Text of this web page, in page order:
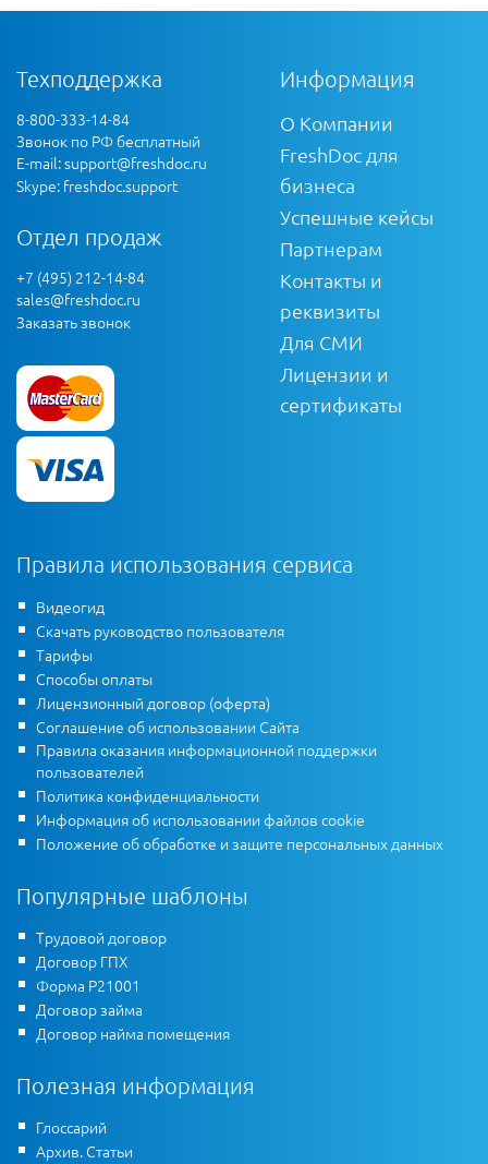
Техподдержка
8-800-333-14-84
Звонок по РФ бесплатный
E-mail:support@freshdoc.ru
Skype: freshdoc.support
Отдел продаж
+7 (495) 212-14-84
sales@freshdoc.ru
Заказать звонок
Информация
О Компании
FreshDoc для
бизнеса
Успешные кейсы
Партнерам
Контакты и
реквизиты
Для СМИ
Лицензии и
сертификаты
Правила использования сервиса
Видеогид
Скачать руководство пользователя
Тарифы
Способы оплаты
Лицензионный договор (оферта)
Соглашение об использовании Сайта
Правила оказания информационной поддержки
пользователей
Политика конфиденциальности
Информация об использовании файлов cookie
Положение об обработке и защите персональных данных
Популярные шаблоны
Трудовой договор
Договор ГПХ
Форма Р21001
Договор займа
Договор найма помещения
Полезная информация
Глоссарий
Архив. Статьи